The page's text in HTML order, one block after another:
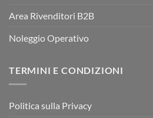
Area Rivenditori B2B
Noleggio Operativo
TERMINI E CONDIZIONI
Politica sulla Privacy